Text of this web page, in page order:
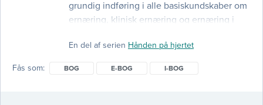
grundig indføring i alle basiskundskaber om
ernæring, klinisk ernæring og ernæring i
grundbog, som er særligt lavet til
En del af serien Hånden på hjertet
Fås som BOG E-BOG I-BOG